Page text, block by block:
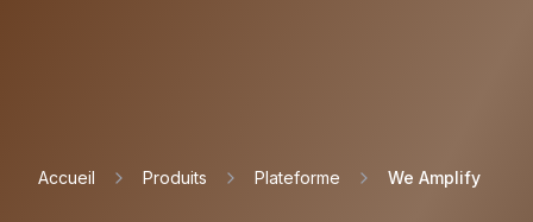
Accueil Produits Plateforme We Amplify